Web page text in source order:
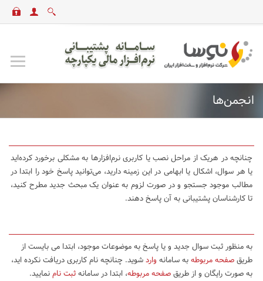
انجمن‌ها
چنانچه در هریک از مراحل نصب یا کاربری نرم‌افزارها به مشکلی برخورد کرده‌اید
یا هر سوال، اشکال یا ابهامی در این زمینه دارید، می‌توانید پاسخ خود را ابتدا در
مطالب موجود جستجو و در صورت لزوم به عنوان یک مبحث جدید مطرح کنید،
تا کارشناسان پشتیبانی به آن پاسخ دهند.
به منظور ثبت سوال جدید و یا پاسخ به موضوعات موجود، ابتدا می بایست از
طریقصفحه مربوطهبه سامانه واردشوید. چنانچه نام کاربری دریافت نکرده اید،
به صورت رایگان و از طریقصفحه مربوطه، ابتدا در سامانهثبت نامنمایید.